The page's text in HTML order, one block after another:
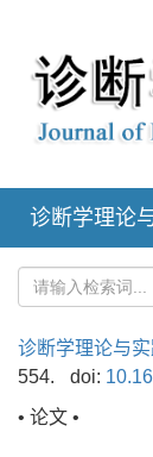
诊断学理论
诊断学理论与实
554.
doi:
• 论文 •